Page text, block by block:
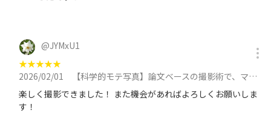
@JYMxU1
★★★★★
2026/02/01
【科学的モテ写真】論文ベースの撮影術で、マッチングアプリをハックする撮影会 in 池袋 at 2月1日（日）に参加
楽しく撮影できました！ また機会があればよろしくお願いしま
す！